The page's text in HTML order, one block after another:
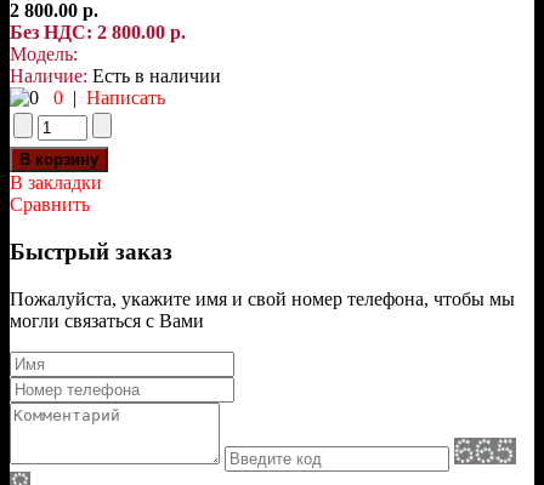
2 800.00 р.
Без НДС: 2 800.00 р.
Модель:
Наличие: Есть в наличии
0 | Написать
В закладки
Сравнить
Быстрый заказ
Пожалуйста, укажите имя и свой номер телефона, чтобы мы
могли связаться с Вами